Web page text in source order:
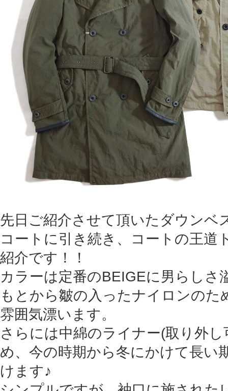
先日ご紹介させて頂いたダウンベ
コートに引き続き、コートの王道
紹介です！！
カラーは定番のBEIGEに男らしさ
もとから皺の入ったナイロンのた
雰囲気漂います。
さらには中綿のライナー(取り外
め、今の時期から冬にかけて長い
けます♪